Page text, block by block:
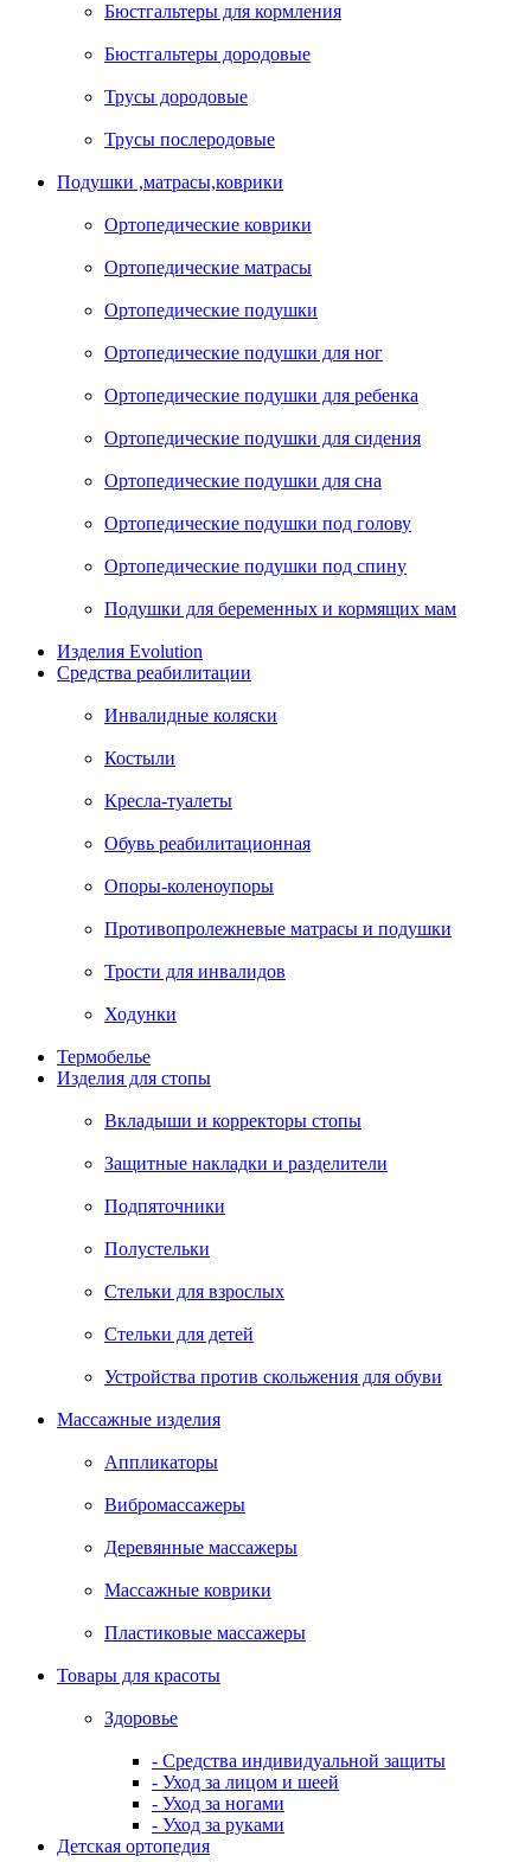
Бюстгальтеры для кормления
Бюстгальтеры дородовые
Трусы дородовые
Трусы послеродовые
Подушки ,матрасы,коврики
Ортопедические коврики
Ортопедические матрасы
Ортопедические подушки
Ортопедические подушки для ног
Ортопедические подушки для ребенка
Ортопедические подушки для сидения
Ортопедические подушки для сна
Ортопедические подушки под голову
Ортопедические подушки под спину
Подушки для беременных и кормящих мам
Изделия Evolution
Средства реабилитации
Инвалидные коляски
Костыли
Кресла-туалеты
Обувь реабилитационная
Опоры-коленоупоры
Противопролежневые матрасы и подушки
Трости для инвалидов
Ходунки
Термобелье
Изделия для стопы
Вкладыши и корректоры стопы
Защитные накладки и разделители
Подпяточники
Полустельки
Стельки для взрослых
Стельки для детей
Устройства против скольжения для обуви
Массажные изделия
Аппликаторы
Вибромассажеры
Деревянные массажеры
Массажные коврики
Пластиковые массажеры
Товары для красоты
Здоровье
- Средства индивидуальной защиты
- Уход за лицом и шеей
- Уход за ногами
- Уход за руками
Детская ортопедия